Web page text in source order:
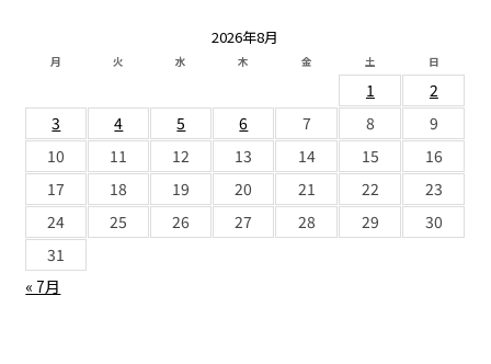
2026年8月
月 火 水 木 金 土 日
« 7月
1
2
3
4 5 6 7 8
9
10
11 12 13 14 15
16
17
18 19 20 21 22
23
24
25 26 27 28 29
30
31